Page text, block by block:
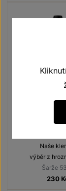
Naše
výběr z
Šarže
230